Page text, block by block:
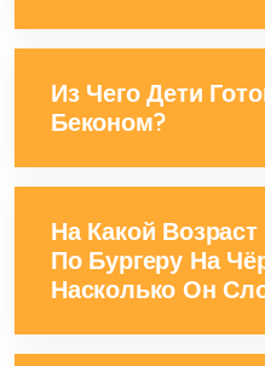
Из Чего Дети
Беконом?
На Какой
По Бургеру На
Насколько Он